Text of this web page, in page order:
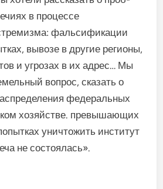
в про­цессе
фальсификации
вывозе в дру­гие регионы,
и угрозах в их адрес… Мы
воп­рос, сказать о
федеральных
хозяйст­ве. превышающих
уничтожить ин­ститут
не состоялась».